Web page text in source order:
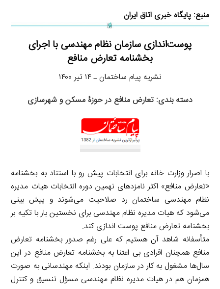
منبع:پایگاه خبری اتاق ایران
پوست‌اندازی سازمان نظام مهندسی با اجرای
بخشنامه تعارض منافع
نشریه پیام ساختمان ـ ۱۴ تیر ۱۴۰۰
دسته بندی: تعارض منافع در حوزۀ مسکن و شهرسازی
با اصرار وزارت خانه برای انتخابات پیش رو با استناد به بخشنامه
«تعارض منافع» اکثر نامزدهای نهمین دوره انتخابات هیات مدیره
نظام مهندسی ساختمان رد صلاحیت می‌شوند و پیش بینی
می‌شود که هیات مدیره نظام مهندسی برای نخستین بار با تکیه بر
بخشنامه تعارض منافع پوست اندازی کند.
متأسفانه شاهد آن هستیم که علی رغم صدور بخشنامه تعارض
منافع همچنان افرادی بی اعتنا به بخشنامه تعارض منافع در این
سال‌ها مشغول به کار در سازمان بودند. اینکه مهندسانی به صورت
همزمان هم در هیات مدیره نظام مهندسی مسؤل تنسیق و کنترل